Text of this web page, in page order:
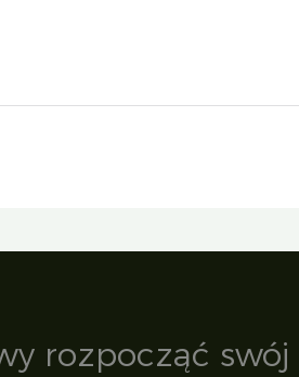
rozpocząć